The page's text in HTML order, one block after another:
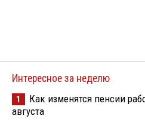
Интересное за неделю
1
Как изменятся пенсии
августа